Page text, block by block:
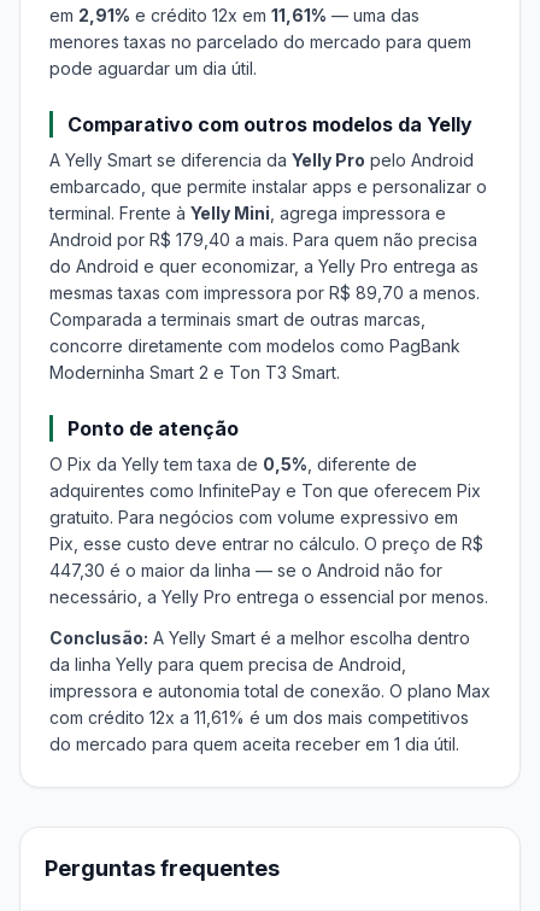
em 2,91% e crédito 12x em 11,61% — uma das
menores taxas no parcelado do mercado para quem
pode aguardar um dia útil.
Comparativo com outros modelos da Yelly
A Yelly Smart se diferencia da Yelly Pro pelo Android
embarcado, que permite instalar apps e personalizar o
terminal. Frente à Yelly Mini , agrega impressora e
Android por R$ 179,40 a mais. Para quem não precisa
do Android e quer economizar, a Yelly Pro entrega as
mesmas taxas com impressora por R$ 89,70 a menos.
Comparada a terminais smart de outras marcas,
concorre diretamente com modelos como PagBank
Moderninha Smart 2 e Ton T3 Smart.
Ponto de atenção
O Pix da Yelly tem taxa de 0,5% , diferente de
adquirentes como InfinitePay e Ton que oferecem Pix
gratuito. Para negócios com volume expressivo em
Pix, esse custo deve entrar no cálculo. O preço de R$
447,30 é o maior da linha — se o Android não for
necessário, a Yelly Pro entrega o essencial por menos.
Conclusão: A Yelly Smart é a melhor escolha dentro
da linha Yelly para quem precisa de Android,
impressora e autonomia total de conexão. O plano Max
com crédito 12x a 11,61% é um dos mais competitivos
do mercado para quem aceita receber em 1 dia útil.
Perguntas frequentes